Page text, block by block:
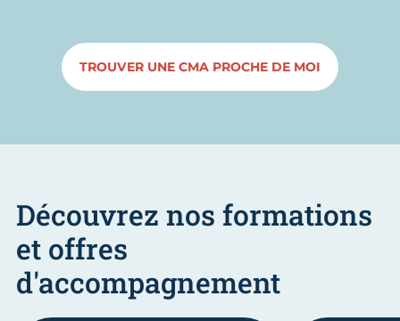
TROUVER UNE CMA PROCHE DE MOI
Découvrez nos formations
et offres
d'accompagnement